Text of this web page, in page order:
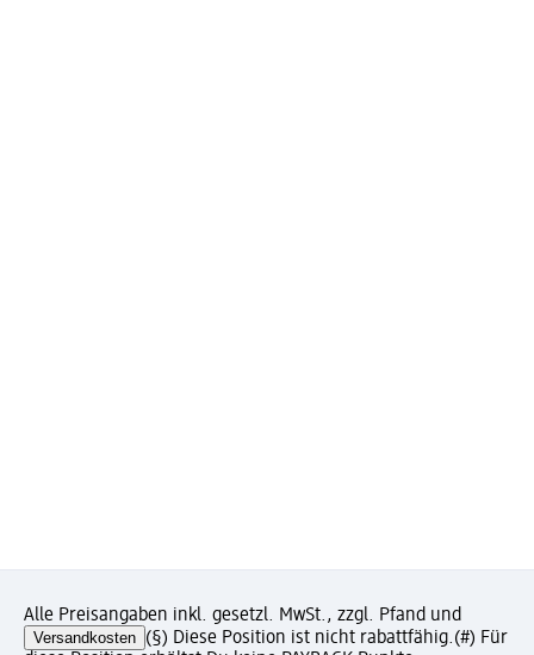
Alle Preisangaben inkl. gesetzl. MwSt., zzgl. Pfand und
Versandkosten (§) Diese Position ist nicht rabattfähig.(#) Für